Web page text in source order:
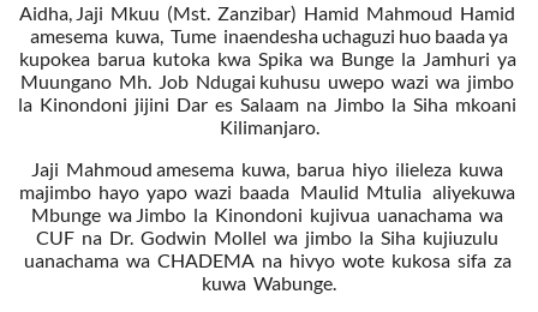
Aidha, Jaji Mkuu (Mst. Zanzibar) Hamid Mahmoud Hamid
amesema kuwa, Tume inaendesha uchaguzi huo baada ya
kupokea barua kutoka kwa Spika wa Bunge la Jamhuri ya
Muungano Mh. Job Ndugai kuhusu uwepo wazi wa jimbo
la Kinondoni jijini Dar es Salaam na Jimbo la Siha mkoani
Kilimanjaro.
Jaji Mahmoud amesema kuwa, barua hiyo ilieleza kuwa
majimbo hayo yapo wazi baada Maulid Mtulia aliyekuwa
Mbunge wa Jimbo la Kinondoni kujivua uanachama wa
CUF na Dr. Godwin Mollel wa jimbo la Siha kujiuzulu
uanachama wa CHADEMA na hivyo wote kukosa sifa za
kuwa Wabunge.